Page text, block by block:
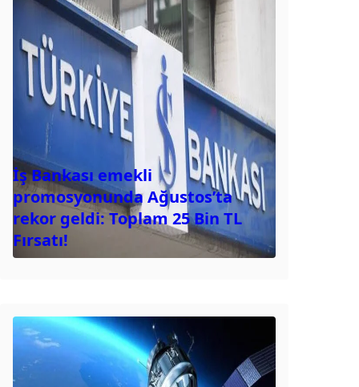
İş Bankası emekli
promosyonunda Ağustos’ta
rekor geldi: Toplam 25 Bin TL
Fırsatı!